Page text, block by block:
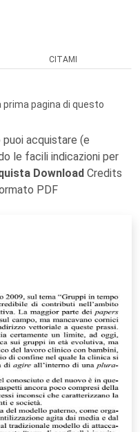
CITAMI
pagina di questo
acquistare (e
le facili indicazioni per
Download Credits
PDF